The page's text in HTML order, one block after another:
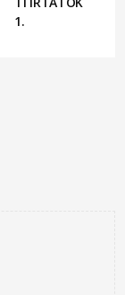
1.